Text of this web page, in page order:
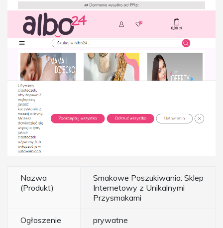
Nazwa
(Produkt)
Smakowe Poszukiwania: Sklep
Internetowy z Unikalnymi
Przysmakami
Ogłoszenie prywatne